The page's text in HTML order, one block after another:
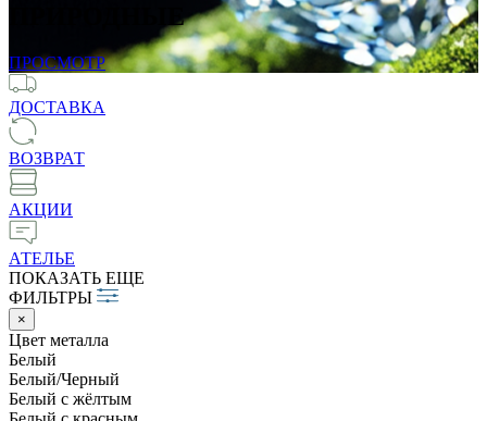
ПРИРОДНЫЕ
ПРОСМОТР
ДОСТАВКА
ВОЗВРАТ
АКЦИИ
АТЕЛЬЕ
ПОКАЗАТЬ ЕЩЕ
ФИЛЬТРЫ
×
Цвет металла
Белый
Белый/Черный
Белый c жёлтым